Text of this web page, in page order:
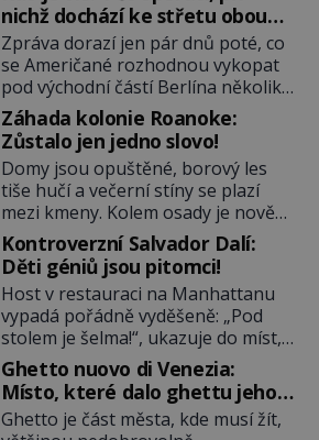
nichž dochází ke střetu obou
tajných služeb
Zpráva dorazí jen pár dnů poté, co
se Američané rozhodnou vykopat
pod východní částí Berlína několik
stovek metrů dlouhý tunel. Sověti
na sobě nenechají nic znát a
nechají nepřítele, aby si myslel, že
je přechytračil. Cennou informaci
jim dodá jeden z agentů. Oba
tábory jsou zvyklé působit v pozadí
a podle situace tlačit, jak oni […]
Záhada kolonie Roanoke:
Zůstalo jen jedno slovo!
Domy jsou opuštěné, borový les
tiše hučí a večerní stíny se plazí
mezi kmeny. Kolem osady je nově
postavená palisáda, ale ani to
nejspíš nedokáže osadníky
zachránit. Muži, ženy, děti – všichni
jsou pryč. Nadobro a navždycky!
Kapitán John White (asi 1539–1593)
v srpnu 1587 naposledy zamává
své právě narozené vnučce a
vstoupí na palubu. Nechce […]
Kontroverzní Salvador Dalí:
Děti géniů jsou pitomci!
Host v restauraci na Manhattanu
vypadá pořádně vyděšeně: „Pod
stolem je šelma!“, ukazuje do míst,
kde má nedaleko sedící Salvador
Dalí nohy. „Není důvod k obavám,
to je obyčejná kočka přemalovaná
v op art designu,“ uklidňuje ho
Ghetto nuovo di Venezia:
Místo, které dalo ghettu jeho
jméno
Ghetto je část města, kde musí žít,